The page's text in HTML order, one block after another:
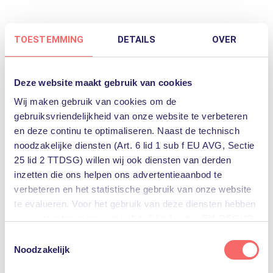
TOESTEMMING DETAILS OVER
Deze website maakt gebruik van cookies
Wij maken gebruik van cookies om de
gebruiksvriendelijkheid van onze website te verbeteren
en deze continu te optimaliseren. Naast de technisch
noodzakelijke diensten (Art. 6 lid 1 sub f EU AVG, Sectie
25 lid 2 TTDSG) willen wij ook diensten van derden
inzetten die ons helpen ons advertentieaanbod te
verbeteren en het statistische gebruik van onze website
te evalueren. Voor het gebruik van deze diensten hebben
U kunt deze toestemming eenvoudig geven door op
Noodzakelijk
Dutch company Battolyser Systems has
integrated battery electrolyzer system. In
doing so, they are helping to achieve: an
affordable energy transition where
sufficient energy supply is guaranteed. To
maintain …
Lees verder